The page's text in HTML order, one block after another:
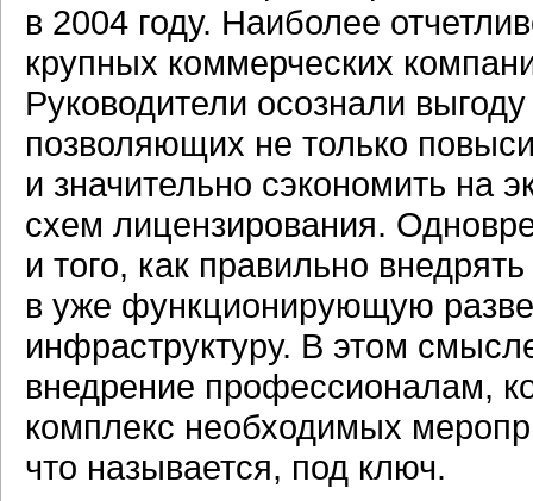
в 2004 году. Наиболее
крупных коммерческих
Руководители осознали
позволяющих не только
и значительно сэкономить на
схем лицензирования.
и того, как правильно
в уже функционирующую
инфраструктуру. В этом
внедрение профессионалам,
комплекс необходимых
что называется, под ключ.